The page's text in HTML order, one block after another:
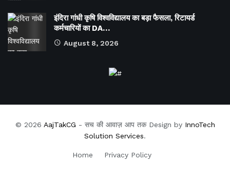
इंदिरा गांधी कृषि विश्वविद्यालय का बड़ा फैसला, रिटायर्ड
कर्मचारियों का DA…
August 8, 2026
© 2026 AajTakCG - सच की आवाज़ आप तक Design by InnoTech
Solution Services.
Home Privacy Policy